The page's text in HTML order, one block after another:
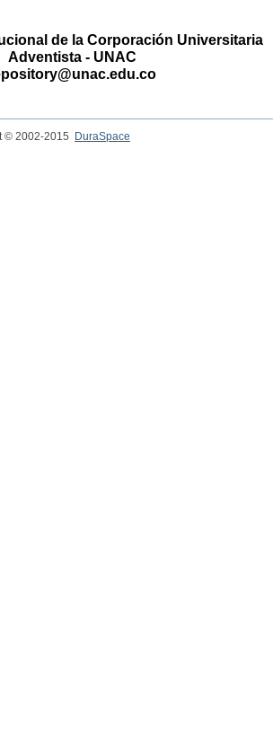
de la Corporación Universitaria
Adventista - UNAC
© 2002-2015
DuraSpace